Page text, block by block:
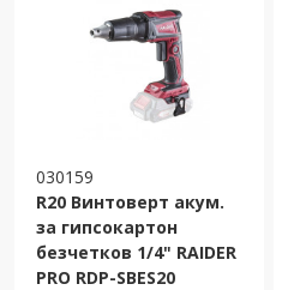
030159
R20 Винтоверт акум.
за гипсокартон
безчетков 1/4" RAIDER
PRO RDP-SBES20